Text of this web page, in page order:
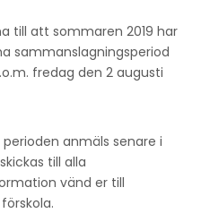
till att sommaren 2019 har
sammanslagningsperiod
fredag den 2 augusti
anmäls senare i
till alla
vänd er till